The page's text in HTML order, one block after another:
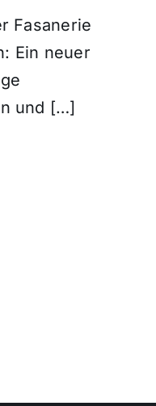
Fasanerie
Ein neuer
und […]